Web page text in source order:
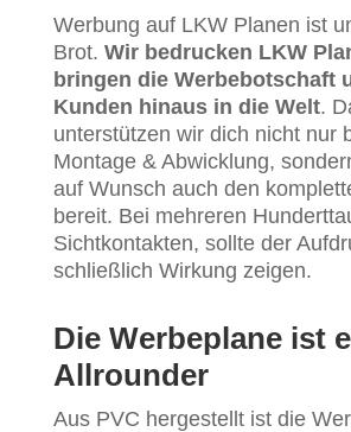
Werbung auf LKW Planen ist
Brot. Wir bedrucken LKW
bringen die Werbebotschaft
Kunden hinaus in die Welt.
unterstützen wir dich nicht nur
Montage & Abwicklung,
auf Wunsch auch den
bereit. Bei mehreren
Sichtkontakten, sollte der
schließlich Wirkung zeigen.
Die Werbeplane ist
Allrounder
Aus PVC hergestellt ist die